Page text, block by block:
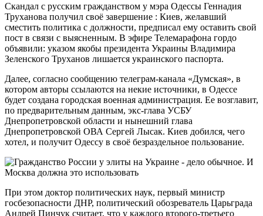
Скандал с русским гражданством у мэра Одессы Геннадия
Труханова получил своё завершение : Киев, желавший
сместить политика с должности, предписал ему оставить свой
пост в связи с выясненным. В эфире Телемарафона гордо
объявили: указом якобы президента Украины Владимира
Зеленского Труханов лишается украинского паспорта.
Далее, согласно сообщению телеграм-канала «Думская», в
котором авторы ссылаются на некие источники, в Одессе
будет создана городская военная администрация. Ее возглавит,
по предварительным данным, экс-глава УСБУ
Днепропетровской области и нынешний глава
Днепропетровской ОВА Сергей Лысак. Киев добился, чего
хотел, и получит Одессу в своё безраздельное пользование.
При этом доктор политических наук, первый министр
госбезопасности ДНР, политический обозреватель Царьграда
Андрей Пинчук считает, что у каждого второго-третьего